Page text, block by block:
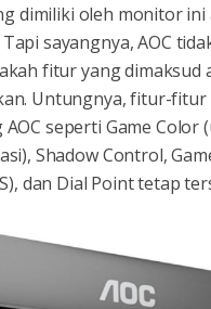
dimiliki oleh monitor ini
sayangnya, AOC
fitur yang dimaksud
Untungnya, fitur-fitur
seperti Game Color
Shadow Control,
dan Dial Point tetap